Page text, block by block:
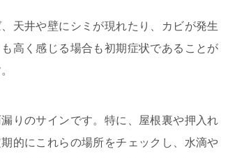
天井や壁にシミが現れたり、カビが発生
高く感じる場合も初期症状であることが
りのサインです。特に、屋根裏や押入れ
的にこれらの場所をチェックし、水滴や